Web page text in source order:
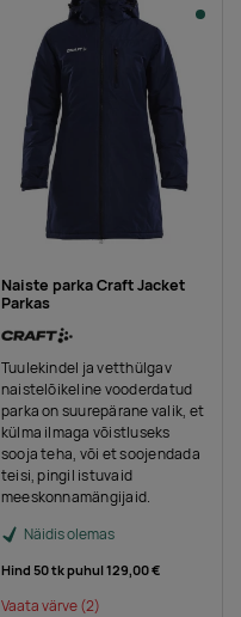
Naiste parka Craft Jacket
Parkas
Tuulekindel ja vetthülgav
naistelõikeline vooderdatud
parka on suurepärane valik, et
külma ilmaga võistluseks
sooja teha, või et soojendada
teisi, pingil istuvaid
meeskonnamängijaid.
Näidis olemas
Hind 50 tk puhul129,00 €
Vaata värve(2)